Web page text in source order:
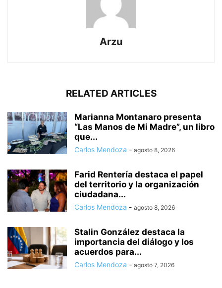
Arzu
RELATED ARTICLES
Marianna Montanaro presenta
“Las Manos de Mi Madre”, un libro
que...
Carlos Mendoza - agosto 8, 2026
Farid Rentería destaca el papel
del territorio y la organización
ciudadana...
Carlos Mendoza - agosto 8, 2026
Stalin González destaca la
importancia del diálogo y los
acuerdos para...
Carlos Mendoza - agosto 7, 2026